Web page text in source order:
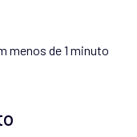
menos de 1 minuto